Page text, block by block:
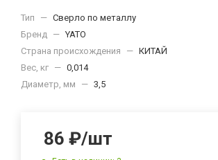
Тип — Сверло по металлу
Бренд — YATO
Страна происхождения
— КИТАЙ
Вес, кг — 0,014
Диаметр, мм
— 3,5
86 ₽/шт